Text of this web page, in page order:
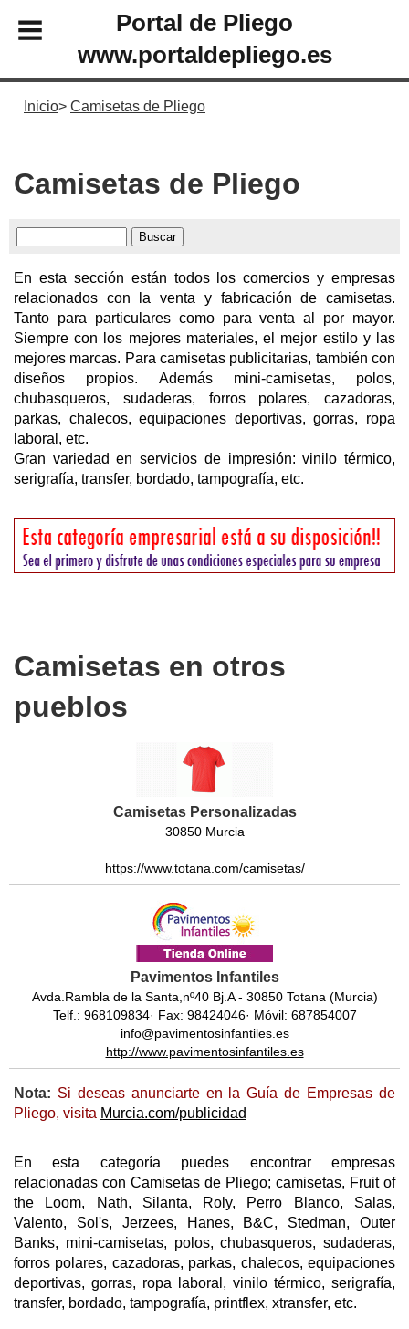
Portal de Pliego
www.portaldepliego.es
Inicio Camisetas de Pliego
Camisetas de Pliego
En esta sección están todos los comercios y empresas
relacionados con la venta y fabricación de camisetas.
Tanto para particulares como para venta al por mayor.
Siempre con los mejores materiales, el mejor estilo y las
mejores marcas. Para camisetas publicitarias, también con
diseños propios. Además mini-camisetas, polos,
chubasqueros, sudaderas, forros polares, cazadoras,
parkas, chalecos, equipaciones deportivas, gorras, ropa
laboral, etc.
Gran variedad en servicios de impresión: vinilo térmico,
serigrafía, transfer, bordado, tampografía, etc.
Camisetas en otros
pueblos
Camisetas Personalizadas
30850 Murcia
https://www.totana.com/camisetas/
Pavimentos Infantiles
Avda.Rambla de la Santa,nº40 Bj.A - 30850 Totana (Murcia)
Telf.: 968109834· Fax: 98424046· Móvil: 687854007
info@pavimentosinfantiles.es
http://www.pavimentosinfantiles.es
Nota: Si deseas anunciarte en la Guía de Empresas de
Pliego, visita Murcia.com/publicidad
En esta categoría puedes encontrar empresas
relacionadas con Camisetas de Pliego; camisetas, Fruit of
the Loom, Nath, Silanta, Roly, Perro Blanco, Salas,
Valento, Sol's, Jerzees, Hanes, B&C, Stedman, Outer
Banks, mini-camisetas, polos, chubasqueros, sudaderas,
forros polares, cazadoras, parkas, chalecos, equipaciones
deportivas, gorras, ropa laboral, vinilo térmico, serigrafía,
transfer, bordado, tampografía, printflex, xtransfer, etc.